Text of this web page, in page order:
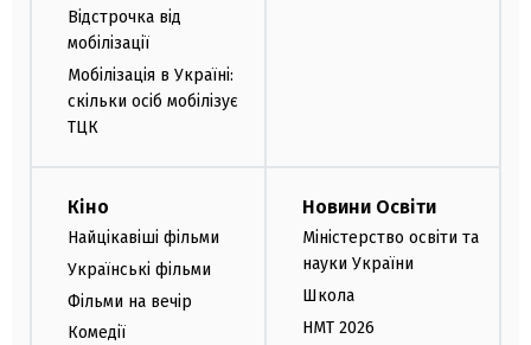
Відстрочка від
мобілізації
Мобілізація в Україні:
скільки осіб мобілізує
ТЦК
Кіно
Найцікавіші фільми
Українські фільми
Фільми на вечір
Комедії
Новини Освіти
Міністерство освіти та
науки України
Школа
НМТ 2026